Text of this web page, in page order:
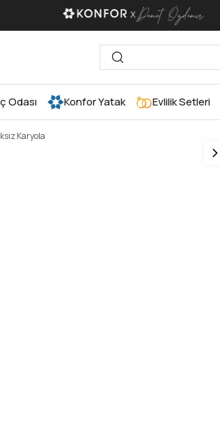
Odası Konfor Yatak Evlilik Setleri
Karyola